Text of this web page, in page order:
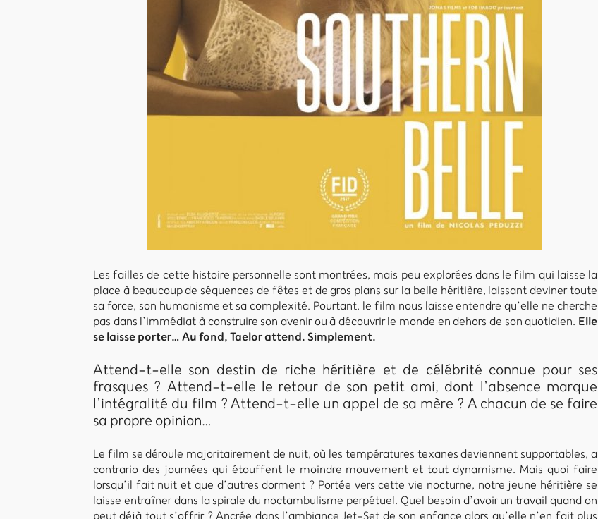
Les failles de cette histoire personnelle sont montrées, mais peu explorées dans le film qui laisse la
place à beaucoup de séquences de fêtes et de gros plans sur la belle héritière, laissant deviner toute
sa force, son humanisme et sa complexité. Pourtant, le film nous laisse entendre qu’elle ne cherche
pas dans l’immédiat à construire son avenir ou à découvrir le monde en dehors de son quotidien. Elle
se laisse porter… Au fond, Taelor attend. Simplement.
Attend-t-elle son destin de riche héritière et de célébrité connue pour ses
frasques ? Attend-t-elle le retour de son petit ami, dont l’absence marque
l’intégralité du film ? Attend-t-elle un appel de sa mère ? A chacun de se faire
sa propre opinion…
Le film se déroule majoritairement de nuit, où les températures texanes deviennent supportables, a
contrario des journées qui étouffent le moindre mouvement et tout dynamisme. Mais quoi faire
lorsqu’il fait nuit et que d’autres dorment ? Portée vers cette vie nocturne, notre jeune héritière se
laisse entraîner dans la spirale du noctambulisme perpétuel. Quel besoin d’avoir un travail quand on